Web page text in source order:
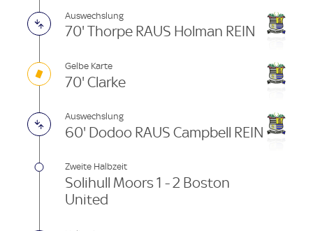
Auswechslung
70' Thorpe RAUS Holman REIN
Gelbe Karte
70' Clarke
Auswechslung
60' Dodoo RAUS Campbell REIN
Zweite Halbzeit
Solihull Moors 1 - 2 Boston
United